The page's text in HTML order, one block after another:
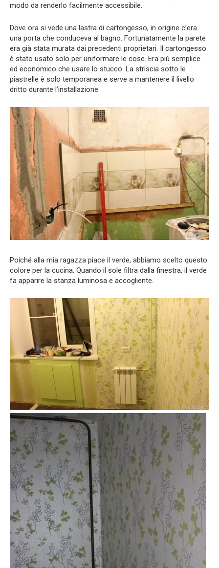
modo da renderlo facilmente accessibile.
Dove ora si vede una lastra di cartongesso, in origine c’era
una porta che conduceva al bagno. Fortunatamente la parete
era già stata murata dai precedenti proprietari. Il cartongesso
è stato usato solo per uniformare le cose. Era più semplice
ed economico che usare lo stucco. La striscia sotto le
piastrelle è solo temporanea e serve a mantenere il livello
dritto durante l’installazione.
Poiché alla mia ragazza piace il verde, abbiamo scelto questo
colore per la cucina. Quando il sole filtra dalla finestra, il verde
fa apparire la stanza luminosa e accogliente.